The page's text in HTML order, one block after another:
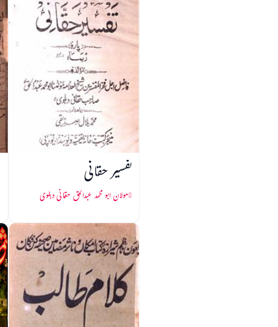
تفسیر حقانی
مولان ابو محمد عبدالحق حقانی دہلوی